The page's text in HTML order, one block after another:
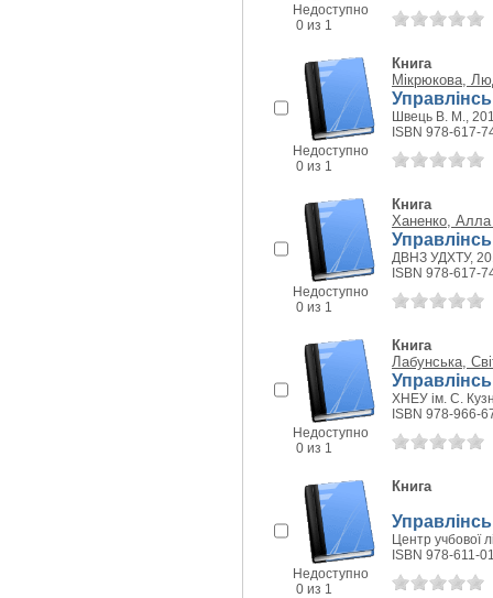
Недоступно
0 из 1
Недоступно
0 из 1
Книга
Мікрюкова,
Швець В. М.,
ISBN 978-617-
Недоступно
0 из 1
Книга
Ханенко, Алла
ДВНЗ УДХТУ,
ISBN 978-617-
Недоступно
0 из 1
Книга
Лабунська,
ХНЕУ ім. С.
ISBN 978-966-
Недоступно
0 из 1
Книга
Центр учбової
ISBN 978-611-